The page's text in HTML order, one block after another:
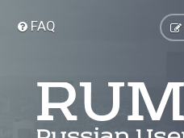
FAQ